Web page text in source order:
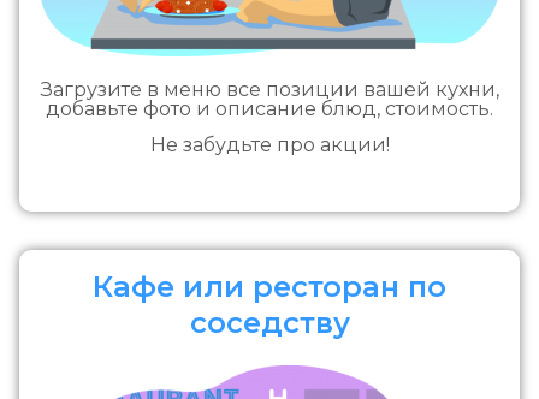
Загрузите в меню все позиции вашей кухни,
добавьте фото и описание блюд, стоимость.
Не забудьте про акции!
Кафе или ресторан по
соседству